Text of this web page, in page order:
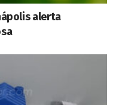
alerta